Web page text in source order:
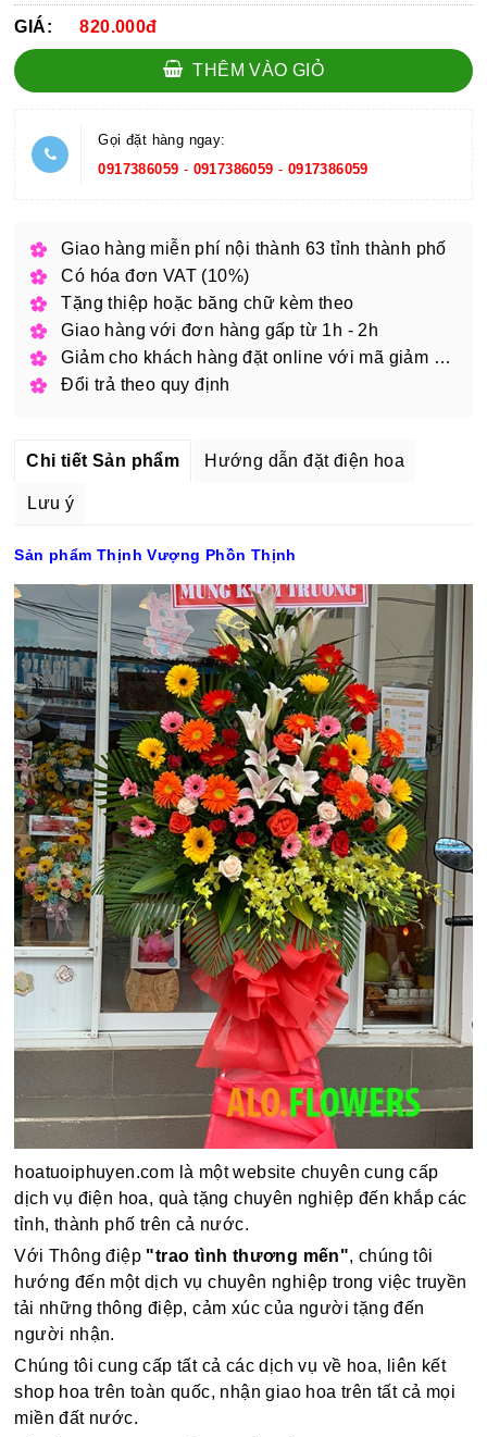
GIÁ: 820.000đ
THÊM VÀO GIỎ
Gọi đặt hàng ngay:
0917386059 - 0917386059 - 0917386059
Giao hàng miễn phí nội thành 63 tỉnh thành phố
Có hóa đơn VAT (10%)
Tặng thiệp hoặc băng chữ kèm theo
Giao hàng với đơn hàng gấp từ 1h - 2h
Giảm cho khách hàng đặt online với mã giảm giá
Đổi trả theo quy định
Chi tiết Sản phẩm Hướng dẫn đặt điện hoa
Lưu ý
Sản phẩm Thịnh Vượng Phồn Thịnh
hoatuoiphuyen.com là một website chuyên cung cấp
dịch vụ điện hoa, quà tặng chuyên nghiệp đến khắp các
tỉnh, thành phố trên cả nước.
Với Thông điệp "trao tình thương mến", chúng tôi
hướng đến một dịch vụ chuyên nghiệp trong việc truyền
tải những thông điệp, cảm xúc của người tặng đến
người nhận.
Chúng tôi cung cấp tất cả các dịch vụ về hoa, liên kết
shop hoa trên toàn quốc, nhận giao hoa trên tất cả mọi
miền đất nước.